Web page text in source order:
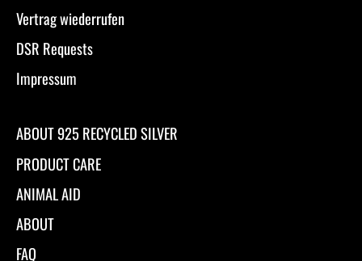
Vertrag wiederrufen
DSR Requests
Impressum
ABOUT 925 RECYCLED SILVER
PRODUCT CARE
ANIMAL AID
ABOUT
FAQ